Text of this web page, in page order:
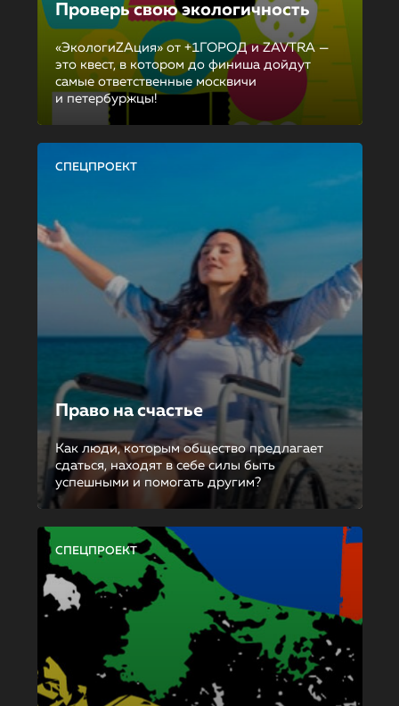
Проверь свою экологичность
«ЭкологиZAция» от +1ГОРОД и ZAVTRA —
это квест, в котором до финиша дойдут
самые ответственные москвичи
и петербуржцы!
СПЕЦПРОЕКТ
Право на счастье
Как люди, которым общество предлагает
сдаться, находят в себе силы быть
успешными и помогать другим?
СПЕЦПРОЕКТ